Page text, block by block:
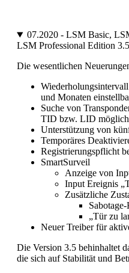
07.2020 - LSM Basic,
LSM Professional Edition 3.5
Die wesentlichen
und Monaten
Suche von
TID bzw. LID möglich
Unterstützung von
Temporäres
Registrierungspflicht
SmartSurveil
Anzeige von
Input Ereignis
Zusätzliche
„Tür zu
Neuer Treiber für
Die Version 3.5 behinhaltet
die sich auf Stabilität und